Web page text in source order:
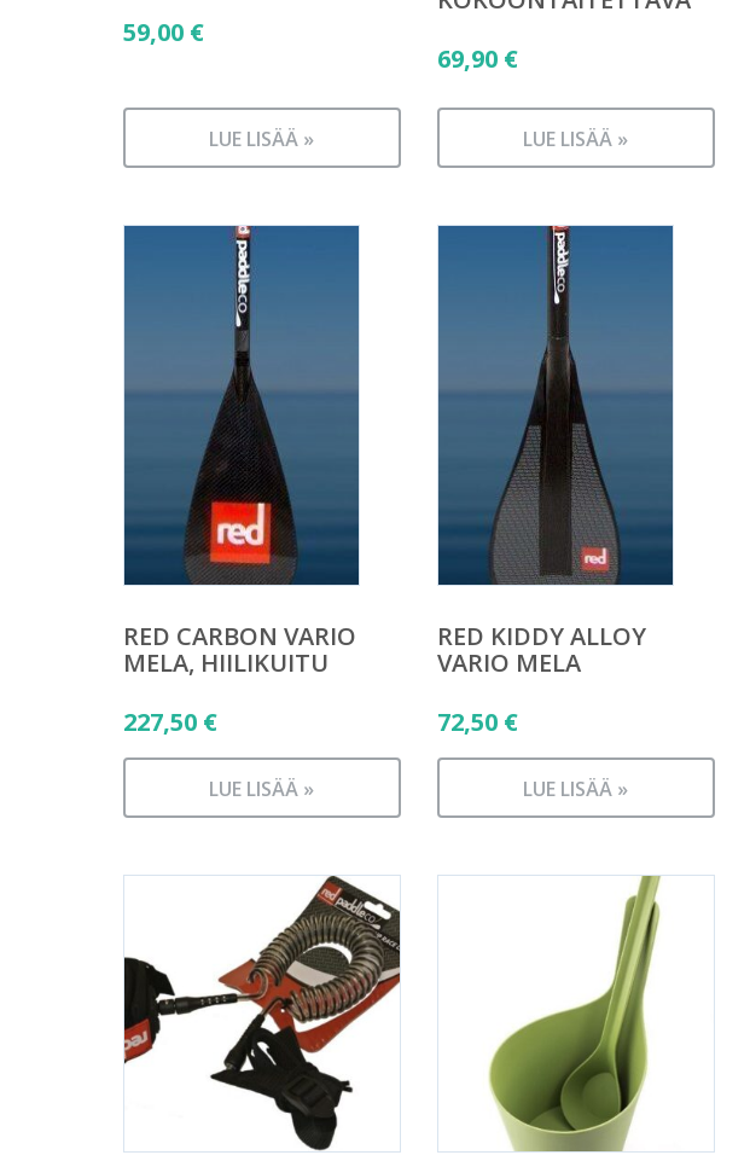
59,00 €
LUE LISÄÄ »
69,90 €
LUE LISÄÄ »
RED CARBON VARIO
MELA, HIILIKUITU
227,50 €
LUE LISÄÄ »
RED KIDDY ALLOY
VARIO MELA
72,50 €
LUE LISÄÄ »